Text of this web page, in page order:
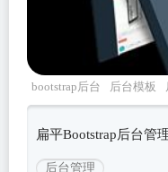
bootstrap后台 后台模板
扁平Bootstrap后台管
后台管理